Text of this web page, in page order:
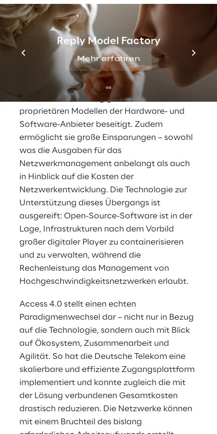
Reply Model Factory
Mehr erfahren
Access 4.0-Programm in Angriff, das in
Zusammenarbeit mit Reply und
ausgewählten Experten entwickelt wurde.
Access 4.0 nutzt Open Source, um eine
skalierbare Lösung zu erstellen. Das bietet
erhebliche Vorteile, da Open Source-
Software die Abhängigkeit von den
proprietären Modellen der Hardware- und
Software-Anbieter beseitigt. Zudem
ermöglicht sie große Einsparungen – sowohl
was die Ausgaben für das
Netzwerkmanagement anbelangt als auch
in Hinblick auf die Kosten der
Netzwerkentwicklung. Die Technologie zur
Unterstützung dieses Übergangs ist
ausgereift: Open-Source-Software ist in der
Lage, Infrastrukturen nach dem Vorbild
großer digitaler Player zu containerisieren
und zu verwalten, während die
Rechenleistung das Management von
Hochgeschwindigkeitsnetzwerken erlaubt.
Access 4.0 stellt einen echten
Paradigmenwechsel dar – nicht nur in Bezug
auf die Technologie, sondern auch mit Blick
auf Ökosystem, Zusammenarbeit und
Agilität. So hat die Deutsche Telekom eine
skalierbare und effiziente Zugangsplattform
implementiert und konnte zugleich die mit
der Lösung verbundenen Gesamtkosten
drastisch reduzieren. Die Netzwerke können
mit einem Bruchteil des bislang